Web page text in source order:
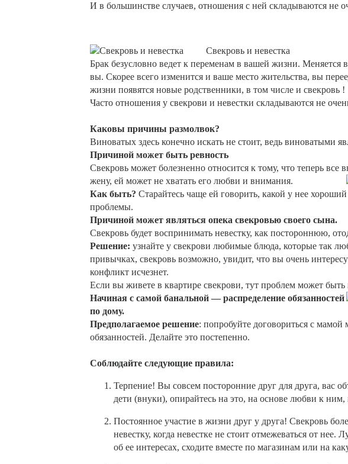
И в большинстве случаев, отношения с ней складываются не
Свекровь и невестка
Брак безусловно ведет к переменам в вашей жизни. Меняется
вы. Скорее всего изменится и ваше место жительства, вы
жизни появятся новые родственники, в том числе и свекровь !
Часто отношения у свекрови и невестки складываются не
Каковы причины размолвок?
Виноватых здесь конечно искать не стоит, ведь виноватыми
Причиной может быть ревность
Свекровь может болезненно относится к тому, что теперь все
жену, ей может не хватать его любви и внимания.
Как быть? Старайтесь чаще ей говорить, какой у нее
проблемы.
Причиной может являться опека свекровью своего сына.
Свекровь будет воспринимать невестку, как постороннюю,
Решение: узнайте у свекрови любимые блюда, которые так
привычках, свекровь возможно, увидит, что вы очень
конфликт исчезнет.
Если вы живете в квартире свекрови, тут проблем может
Начиная с самой банальной — распределение обязанностей
по дому.
Предполагаемое решение: попробуйте договориться с мамой
обязанностей. Делайте это постепенно.
Соблюдайте следующие правила:
Терпение! Вы совсем посторонние друг для друга, вас
дети (внуки), опирайтесь на это, на основе любви к
Постоянное участие в жизни друг у друга! Свекровь
невестку, когда невестке не стоит отмежеваться от нее.
об ее интересах, сходите вместе по магазинам или на